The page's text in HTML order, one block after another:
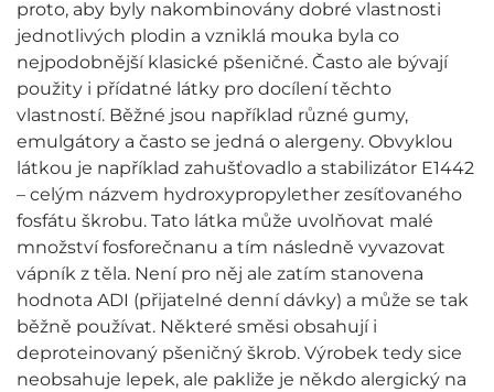
proto, aby byly nakombinovány dobré vlastnosti
jednotlivých plodin a vzniklá mouka byla co
nejpodobnější klasické pšeničné. Často ale bývají
použity i přídatné látky pro docílení těchto
vlastností. Běžné jsou například různé gumy,
emulgátory a často se jedná o alergeny. Obvyklou
látkou je například zahušťovadlo a stabilizátor E1442
– celým názvem hydroxypropylether zesíťovaného
fosfátu škrobu. Tato látka může uvolňovat malé
množství fosforečnanu a tím následně vyvazovat
vápník z těla. Není pro něj ale zatím stanovena
hodnota ADI (přijatelné denní dávky) a může se tak
běžně používat. Některé směsi obsahují i
deproteinovaný pšeničný škrob. Výrobek tedy sice
neobsahuje lepek, ale pakliže je někdo alergický na